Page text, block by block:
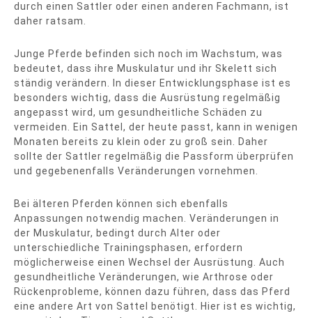
durch einen Sattler oder einen anderen Fachmann, ist
daher ratsam.
Junge Pferde befinden sich noch im Wachstum, was
bedeutet, dass ihre Muskulatur und ihr Skelett sich
ständig verändern. In dieser Entwicklungsphase ist es
besonders wichtig, dass die Ausrüstung regelmäßig
angepasst wird, um gesundheitliche Schäden zu
vermeiden. Ein Sattel, der heute passt, kann in wenigen
Monaten bereits zu klein oder zu groß sein. Daher
sollte der Sattler regelmäßig die Passform überprüfen
und gegebenenfalls Veränderungen vornehmen.
Bei älteren Pferden können sich ebenfalls
Anpassungen notwendig machen. Veränderungen in
der Muskulatur, bedingt durch Alter oder
unterschiedliche Trainingsphasen, erfordern
möglicherweise einen Wechsel der Ausrüstung. Auch
gesundheitliche Veränderungen, wie Arthrose oder
Rückenprobleme, können dazu führen, dass das Pferd
eine andere Art von Sattel benötigt. Hier ist es wichtig,